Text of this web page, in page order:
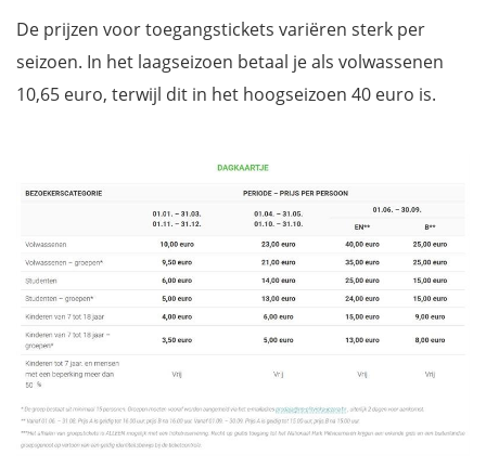
De prijzen voor toegangstickets variëren sterk per
seizoen. In het laagseizoen betaal je als volwassenen
10,65 euro, terwijl dit in het hoogseizoen 40 euro is.